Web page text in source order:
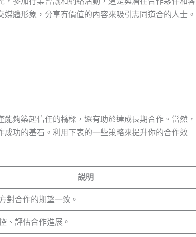
體形象，分享有價值的內容來吸引志同道合的人士。
能夠築起信任的橋樑，還有助於達成長期合作。當然，
成功的基石。利用下表的一些策略來提升你的合作效
説明
對合作的期望一致。
、評估合作進展。